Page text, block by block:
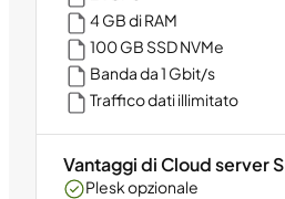
4 GB di RAM
100 GB SSD NVMe
Banda da 1 Gbit/s
Traffico dati illimitato
Vantaggi di Cloud server S
Plesk opzionale